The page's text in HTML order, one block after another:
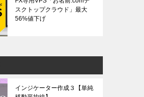
スクトップクラウド」最大
56%値下げ
インジケーター作成３【単純